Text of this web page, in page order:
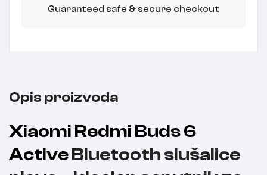
Guaranteed safe & secure checkout
Opis proizvoda
Xiaomi Redmi Buds 6
ActiveBluetooth slušalice